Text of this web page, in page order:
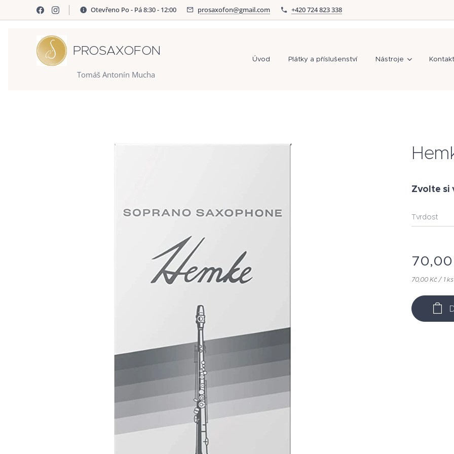
Otevřeno Po - Pá 8:30 - 12:00 prosaxofon@gmail.com +420 724 823 338
PROSAXOFON
Tomáš Antonín Mucha
Úvod Plátky a příslušenství Nástroje Kontakt
Zvolte si
Tvrdost
70,00
70,00 Kč / 1 ks